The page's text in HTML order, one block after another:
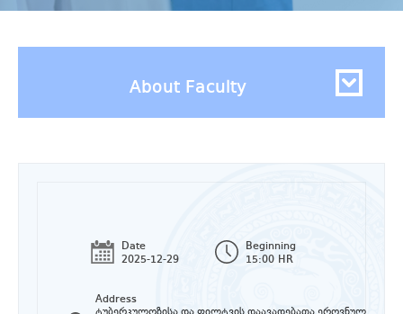
About Faculty
Date
2025-12-29
Beginning
15:00 HR
Address